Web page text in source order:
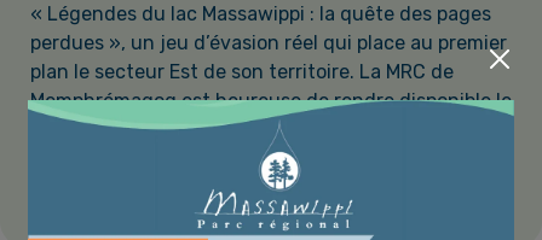
« Légendes du lac Massawippi : la quête des pages
perdues », un jeu d’évasion réel qui place au premier
plan le secteur Est de son territoire. La MRC de
Memphrémagog est heureuse de rendre disponible le
jeu d’évasion sur le site…